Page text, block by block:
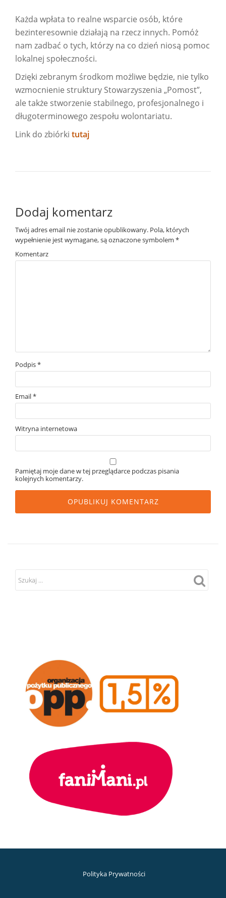
Każda wpłata to realne wsparcie osób, które
bezinteresownie działają na rzecz innych. Pomóż
nam zadbać o tych, którzy na co dzień niosą pomoc
lokalnej społeczności.
Dzięki zebranym środkom możliwe będzie, nie tylko
wzmocnienie struktury Stowarzyszenia „Pomost”,
ale także stworzenie stabilnego, profesjonalnego i
długoterminowego zespołu wolontariatu.
Link do zbiórki tutaj
Dodaj komentarz
Twój adres email nie zostanie opublikowany. Pola, których
wypełnienie jest wymagane, są oznaczone symbolem *
Komentarz
Podpis*
Email*
Witryna internetowa
Pamiętaj moje dane w tej przeglądarce podczas pisania
kolejnych komentarzy.
Polityka Prywatności